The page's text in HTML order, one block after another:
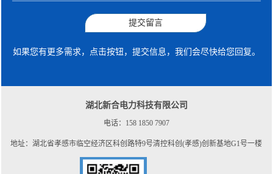
提交留言
如果您有更多需求，点击按钮，提交信息，我们会尽快给您回复。
湖北新合电力科技有限公司
电话：158 1850 7907
地址：湖北省孝感市临空经济区科创路特9号清控科创(孝感)创新基地G1号一楼